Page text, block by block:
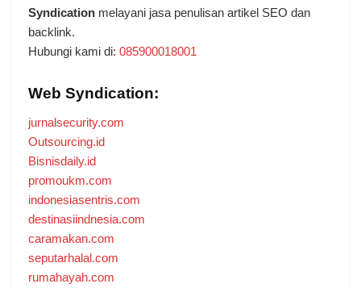
Syndication melayani jasa penulisan artikel SEO dan
backlink.
Hubungi kami di: 085900018001
Web Syndication:
jurnalsecurity.com
Outsourcing.id
Bisnisdaily.id
promoukm.com
indonesiasentris.com
destinasiindnesia.com
caramakan.com
seputarhalal.com
rumahayah.com